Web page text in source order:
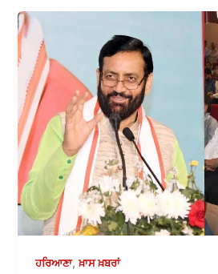
ਹਰਿਆਣਾ,ਖ਼ਾਸ ਖ਼ਬਰਾਂ